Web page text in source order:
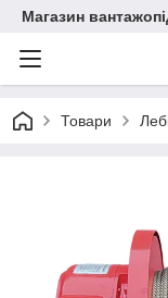
Магазин
Товари